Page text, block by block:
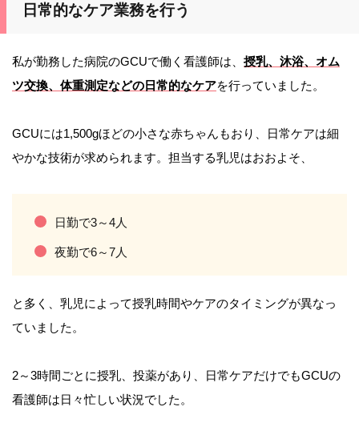
日常的なケア業務を行う
私が勤務した病院のGCUで働く看護師は、 授乳、沐浴、オム
ツ交換、体重測定などの日常的なケアを行っていました。
GCUには1,500gほどの小さな赤ちゃんもおり、日常ケアは細
やかな技術が求められます。担当する乳児はおおよそ、
日勤で3～4人
夜勤で6～7人
と多く、乳児によって授乳時間やケアのタイミングが異なっ
ていました。
2～3時間ごとに授乳、投薬があり、日常ケアだけでもGCUの
看護師は日々忙しい状況でした。